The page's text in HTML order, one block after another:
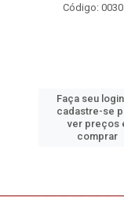
Código:
Faça seu
cadastre-se
ver preços
comprar